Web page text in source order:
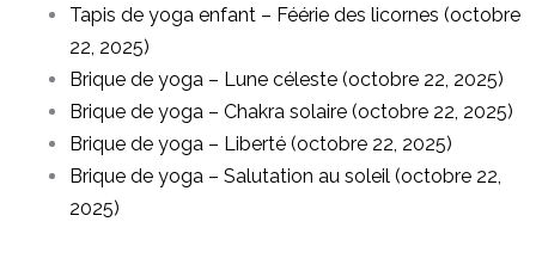
Tapis de yoga enfant – Féérie des licornes (octobre
22, 2025)
Brique de yoga – Lune céleste (octobre 22, 2025)
Brique de yoga – Chakra solaire (octobre 22, 2025)
Brique de yoga – Liberté (octobre 22, 2025)
Brique de yoga – Salutation au soleil (octobre 22,
2025)